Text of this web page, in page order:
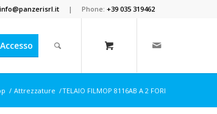
info@panzerisrl.it | Phone:+39 035 319462
Accesso
/ Attrezzature /TELAIO FILMOP 8116AB A 2 FORI